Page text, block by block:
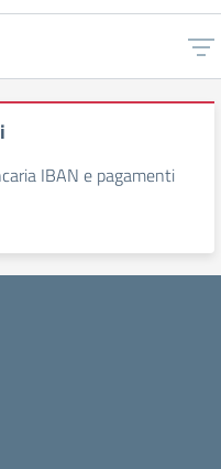
IBAN e pagamenti